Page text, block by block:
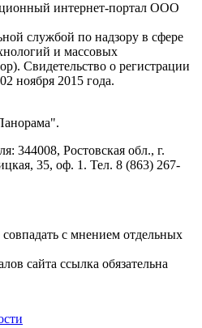
интернет-портал ООО
службой по надзору в сфере
и массовых
Cвидетельство о регистрации
2015 года.
344008, Ростовская обл., г.
35, оф. 1. Тел. 8 (863) 267-
с мнением отдельных
сайта ссылка обязательна